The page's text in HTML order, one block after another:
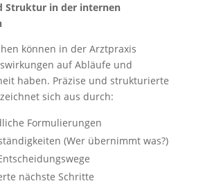
Struktur in der internen
können in der Arztpraxis
auf Abläufe und
haben. Präzise und strukturierte
sich aus durch:
Formulierungen
(Wer übernimmt was?)
nächste Schritte